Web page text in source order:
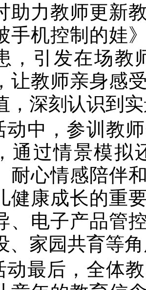
助力教师更新
手机控制的娃
，引发在场教
让教师亲身感
，深刻认识到
动中，参训教
通过情景模拟
耐心情感陪伴
健康成长的重
、电子产品管
、家园共育等
动最后，全体